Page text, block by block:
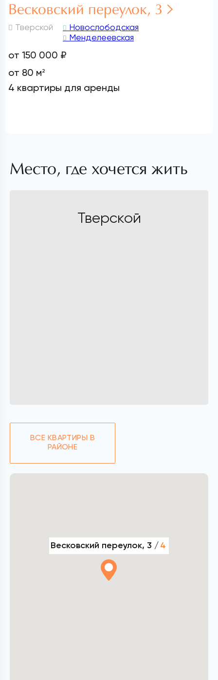
Весковский переулок, 3
Тверской
Новослободская
Менделеевская
от 150 000 ₽
от 80 м 2
4 квартиры для аренды
Место, где хочется жить
Тверской
ВСЕ КВАРТИРЫ В
РАЙОНЕ
Весковский переулок, 3 / 4